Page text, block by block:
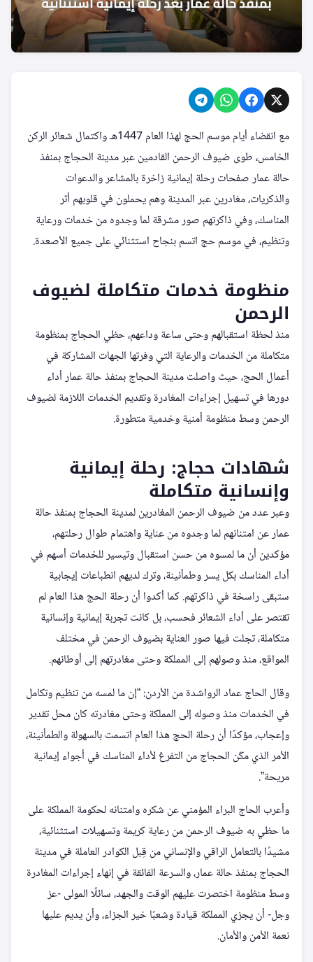
مع انقضاء أيام موسم الحج لهذا العام 1447هـ واكتمال شعائر الركن
الخامس، طوى ضيوف الرحمن القادمين عبر مدينة الحجاج بمنفذ
حالة عمار صفحات رحلة إيمانية زاخرة بالمشاعر والدعوات
والذكريات، مغادرين عبر المدينة وهم يحملون في قلوبهم أثر
المناسك، وفي ذاكرتهم صور مشرقة لما وجدوه من خدمات ورعاية
وتنظيم، في موسم حج اتسم بنجاح استثنائي على جميع الأصعدة.
منظومة خدمات متكاملة لضيوف
الرحمن
منذ لحظة استقبالهم وحتى ساعة وداعهم، حظي الحجاج بمنظومة
متكاملة من الخدمات والرعاية التي وفرتها الجهات المشاركة في
أعمال الحج، حيث واصلت مدينة الحجاج بمنفذ حالة عمار أداء
دورها في تسهيل إجراءات المغادرة وتقديم الخدمات اللازمة لضيوف
الرحمن وسط منظومة أمنية وخدمية متطورة.
شهادات حجاج: رحلة إيمانية
وإنسانية متكاملة
وعبر عدد من ضيوف الرحمن المغادرين لمدينة الحجاج بمنفذ حالة
عمار عن امتنانهم لما وجدوه من عناية واهتمام طوال رحلتهم،
مؤكدين أن ما لمسوه من حسن استقبال وتيسير للخدمات أسهم في
أداء المناسك بكل يسر وطمأنينة، وترك لديهم انطباعات إيجابية
ستبقى راسخة في ذاكرتهم. كما أكدوا أن رحلة الحج هذا العام لم
تقتصر على أداء الشعائر فحسب، بل كانت تجربة إيمانية وإنسانية
متكاملة، تجلت فيها صور العناية بضيوف الرحمن في مختلف
المواقع، منذ وصولهم إلى المملكة وحتى مغادرتهم إلى أوطانهم.
وقال الحاج عماد الرواشدة من الأردن: “إن ما لمسه من تنظيم وتكامل
في الخدمات منذ وصوله إلى المملكة وحتى مغادرته كان محل تقدير
وإعجاب، مؤكدًا أن رحلة الحج هذا العام اتسمت بالسهولة والطمأنينة،
الأمر الذي مكّن الحجاج من التفرغ لأداء المناسك في أجواء إيمانية
مريحة”.
وأعرب الحاج البراء المؤمني عن شكره وامتنانه لحكومة المملكة على
ما حظي به ضيوف الرحمن من رعاية كريمة وتسهيلات استثنائية،
مشيدًا بالتعامل الراقي والإنساني من قِبل الكوادر العاملة في مدينة
الحجاج بمنفذ حالة عمار، والسرعة الفائقة في إنهاء إجراءات المغادرة
وسط منظومة اختصرت عليهم الوقت والجهد، سائلًا المولى -عز
وجل- أن يجزي المملكة قيادة وشعبًا خير الجزاء، وأن يديم عليها
نعمة الأمن والأمان.